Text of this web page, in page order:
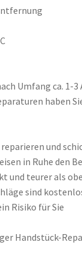
Umfang ca. 1-
haben
und
in Ruhe den
und teurer als
sind
Risiko für Sie
Handstück-